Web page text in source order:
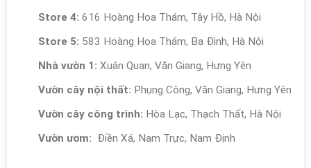
Store 4: 616 Hoàng Hoa Thám, Tây Hồ, Hà Nội
Store 5: 583 Hoàng Hoa Thám, Ba Đình, Hà Nội
Nhà vườn 1: Xuân Quan, Văn Giang, Hưng Yên
Vườn cây nội thất: Phụng Công, Văn Giang, Hưng Yên
Vườn cây công trình: Hòa Lạc, Thạch Thất, Hà Nội
Vườn ươm: Điền Xá, Nam Trực, Nam Định